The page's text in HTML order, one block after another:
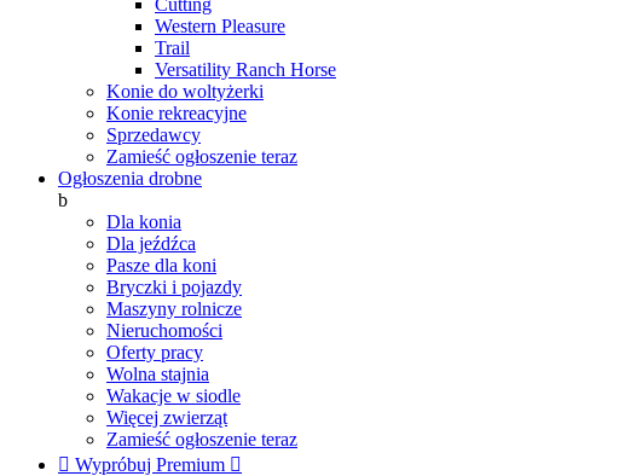
Cutting
Western Pleasure
Trail
Versatility Ranch Horse
Konie do woltyżerki
Konie rekreacyjne
Sprzedawcy
Zamieść ogłoszenie teraz
Ogłoszenia drobne
b
Dla konia
Dla jeźdźca
Pasze dla koni
Bryczki i pojazdy
Maszyny rolnicze
Nieruchomości
Oferty pracy
Wolna stajnia
Wakacje w siodle
Więcej zwierząt
Zamieść ogłoszenie teraz
 Wypróbuj Premium 